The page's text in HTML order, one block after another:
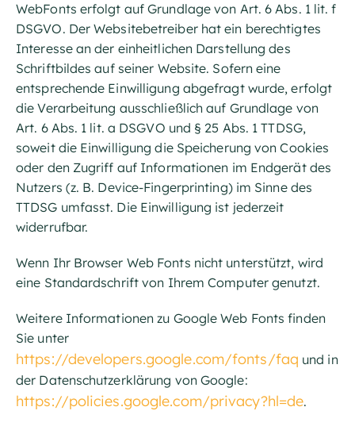
WebFonts erfolgt auf Grundlage von Art. 6 Abs. 1 lit. f
DSGVO. Der Websitebetreiber hat ein berechtigtes
Interesse an der einheitlichen Darstellung des
Schriftbildes auf seiner Website. Sofern eine
entsprechende Einwilligung abgefragt wurde, erfolgt
die Verarbeitung ausschließlich auf Grundlage von
Art. 6 Abs. 1 lit. a DSGVO und § 25 Abs. 1 TTDSG,
soweit die Einwilligung die Speicherung von Cookies
oder den Zugriff auf Informationen im Endgerät des
Nutzers (z. B. Device-Fingerprinting) im Sinne des
TTDSG umfasst. Die Einwilligung ist jederzeit
widerrufbar.
Wenn Ihr Browser Web Fonts nicht unterstützt, wird
eine Standardschrift von Ihrem Computer genutzt.
Weitere Informationen zu Google Web Fonts finden
Sie unter
https://developers.google.com/fonts/faq und in
der Datenschutzerklärung von Google:
https://policies.google.com/privacy?hl=de.